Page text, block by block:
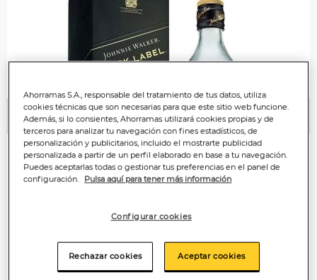
Anterior
Ahorramas S.A., responsable del tratamiento de tus datos, utiliza
cookies técnicas que son necesarias para que este sitio web funcione.
Además, si lo consientes, Ahorramas utilizará cookies propias y de
terceros para analizar tu navegación con fines estadísticos, de
personalización y publicitarios, incluido el mostrarte publicidad
personalizada a partir de un perfil elaborado en base a tu navegación.
Puedes aceptarlas todas o gestionar tus preferencias en el panel de
configuración.
Pulsa aquí para tener más información
Configurar cookies
Rechazar cookies Aceptar cookies